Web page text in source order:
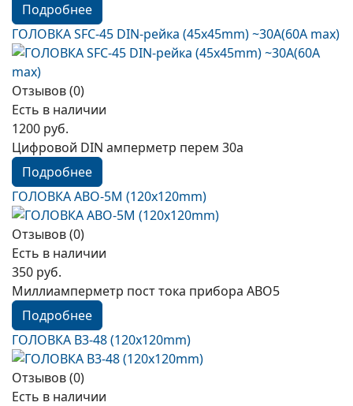
Подробнее
ГОЛОВКА SFC-45 DIN-рейка (45х45mm) ~30А(60A max)
Отзывов (0)
Есть в наличии
1200 руб.
Цифровой DIN амперметр перем 30а
Подробнее
ГОЛОВКА АВО-5М (120x120mm)
Отзывов (0)
Есть в наличии
350 руб.
Миллиамперметр пост тока прибора АВО5
Подробнее
ГОЛОВКА В3-48 (120x120mm)
Отзывов (0)
Есть в наличии